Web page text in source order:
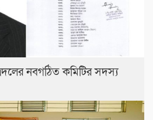
নবগঠিত কমিটির সদস্য